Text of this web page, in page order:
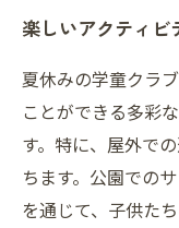
楽しいアクティ
夏休みの学童クラ
ことができる多彩
す。特に、屋外で
ちます。公園での
を通じて、子供た